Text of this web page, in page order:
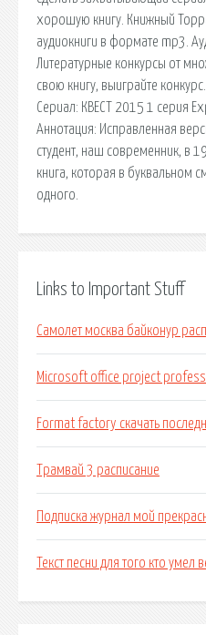
хорошую книгу. Книжный
аудиокниги в формате mp3.
Литературные конкурсы от
свою книгу, выиграйте
Сериал: КВЕСТ 2015 1 серия
Аннотация: Исправленная
студент, наш современник, в
книга, которая в буквальном
одного.
Links to Important Stuff
Самолет москва байконур
Microsoft office project
Format factory скачать
Трамвай 3 расписание
Подписка журнал мой
Текст песни для того кто умел